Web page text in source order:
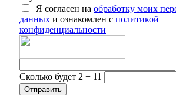
Я согласен на обработку моих
данных и ознакомлен с политикой
конфиденциальности
Сколько будет 2 + 11